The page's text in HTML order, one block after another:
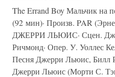
The Errand Boy Мальчик
(92 мин)· Произв. PAR
ДЖЕРРИ ЛЬЮИС· Сцен.
Ричмонд· Опер. У. Уоллес
Песня Джерри Льюис, Билл
Джерри Льюис (Морти С.